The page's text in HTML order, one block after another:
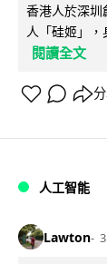
香港人於深
人「硅姬」
閱讀全文
人工智能
Lawton